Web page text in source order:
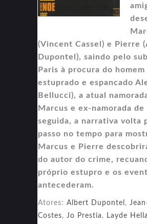
(Vincent Cassel) e Pierre
Dupontel), saindo pelo
Paris à procura do
estuprado e espancado
Bellucci), a atual
Marcus e ex-namorada de
seguida, a narrativa volta
passo no tempo para
Marcus e Pierre
do autor do crime,
próprio estupro e os
antecederam.
Atores: Albert Dupontel ,
Costes, Jo Prestia , Layde Hellal